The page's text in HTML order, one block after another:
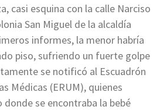
casi esquina con la calle Narciso
San Miguel de la alcaldía
informes, la menor habría
piso, sufriendo un fuerte golpe
se notificó al Escuadrón
Médicas (ERUM), quienes
se encontraba la bebé